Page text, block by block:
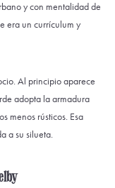
y con mentalidad de
era un currículum y
Al principio aparece
adopta la armadura
menos rústicos. Esa
a su silueta.